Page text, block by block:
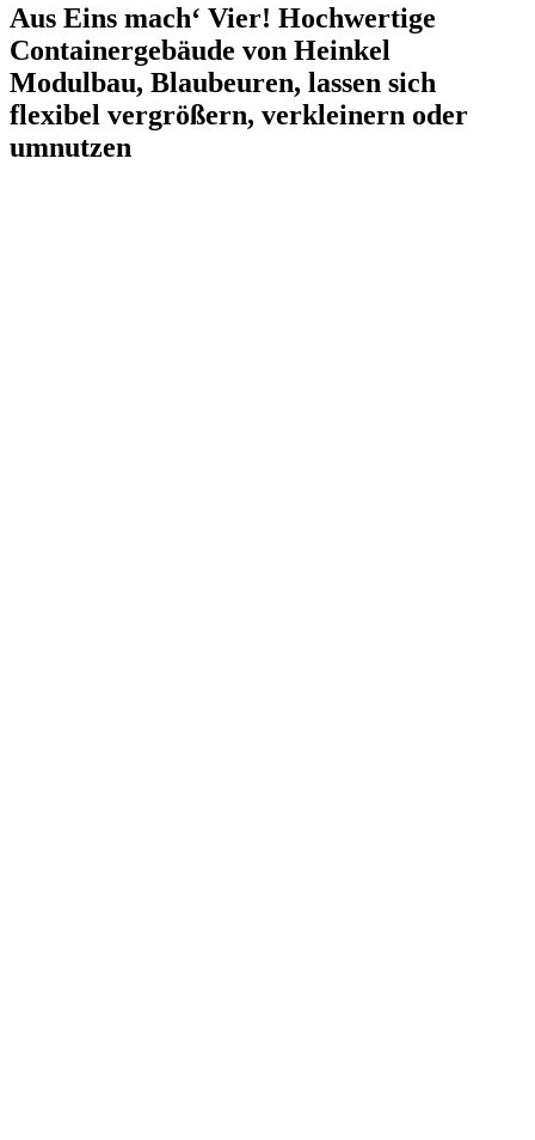
Aus Eins mach‘ Vier! Hochwertige
Containergebäude von Heinkel
Modulbau, Blaubeuren, lassen sich
flexibel vergrößern, verkleinern oder
umnutzen